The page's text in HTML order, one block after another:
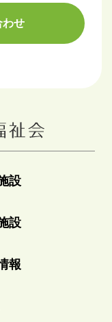
わせ
設
設
報